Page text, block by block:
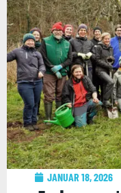
JANUAR 18, 2026